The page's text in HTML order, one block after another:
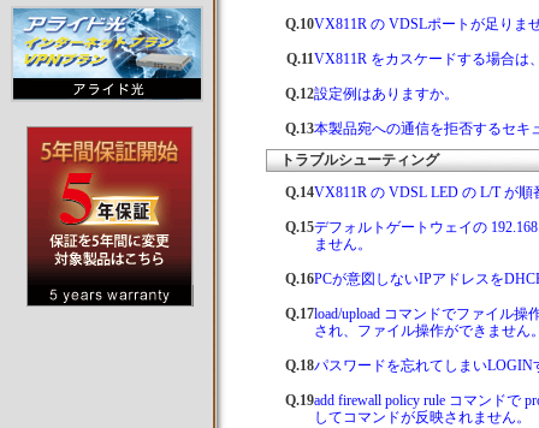
Q.10VX811R の VDSLポートが足りま
Q.11VX811R をカスケードする場合は
Q.12設定例はありますか。
Q.13本製品宛への通信を拒否するセキ
トラブルシューティング
Q.14VX811R の VDSL LED の L/T が
Q.15デフォルトゲートウェイの
ません。
Q.16PCが意図しないIPアドレスを
Q.17load/upload コマンドでファイル操
され、ファイル操作ができません
Q.18パスワードを忘れてしまいLOGIN
Q.19add firewall policy rule コマンドで
してコマンドが反映されません。